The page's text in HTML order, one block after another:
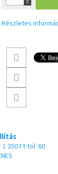
Részletes
350 Ft-tól. 60